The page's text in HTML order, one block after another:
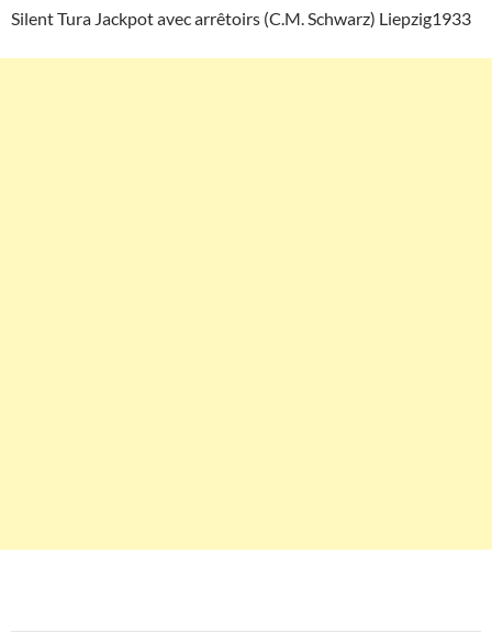
Silent Tura Jackpot avec arrêtoirs (C.M. Schwarz) Liepzig1933